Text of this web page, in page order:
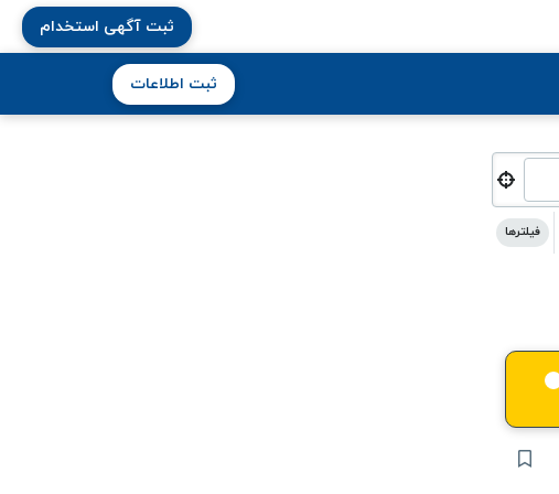
ثبت آگهی استخدام
ثبت اطلاعات
فیلترها